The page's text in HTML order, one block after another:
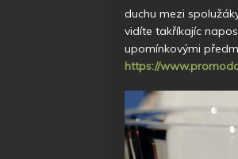
duchu mezi
vidíte takříkajíc
upomínkovými
https://